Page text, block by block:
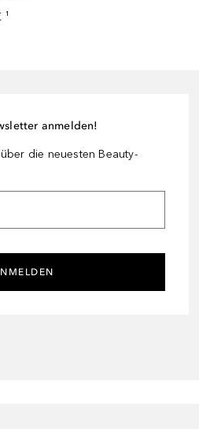
anmelden!
die neuesten Beauty-